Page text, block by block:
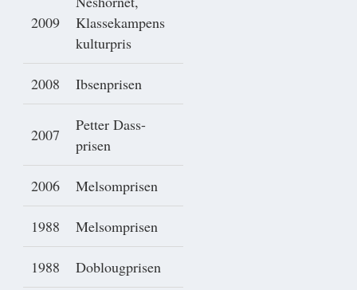
2009
Klassekampens
kulturpris
2008 Ibsenprisen
2007
Petter Dass-
prisen
2006 Melsomprisen
1988 Melsomprisen
1988 Doblougprisen